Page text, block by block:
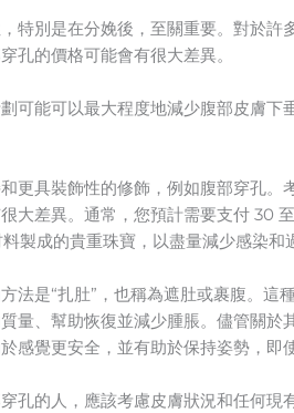
特別是在分娩後，至關重要。對於
孔的價格可能會有很大差異。
可能可以最大程度地減少腹部皮膚
更具裝飾性的修飾，例如腹部穿孔
大差異。通常，您預計需要支付 30
製成的貴重珠寶，以盡量減少感染和
法是“扎肚”，也稱為遮肚或裹腹。
量、幫助恢復並減少腫脹。儘管關
感覺更安全，並有助於保持姿勢，即
孔的人，應該考慮皮膚狀況和任何